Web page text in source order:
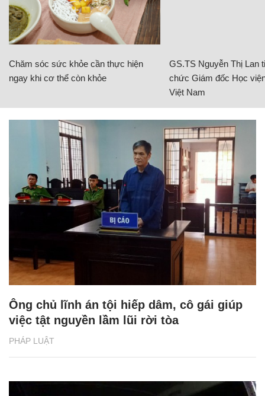
Chăm sóc sức khỏe cần thực hiện
ngay khi cơ thể còn khỏe
GS.TS Nguyễn Thị Lan
chức Giám đốc Học
Việt Nam
PHÁP LUẬT
Ông chủ lĩnh án tội hiếp dâm, cô gái giúp
việc tật nguyền lầm lũi rời tòa